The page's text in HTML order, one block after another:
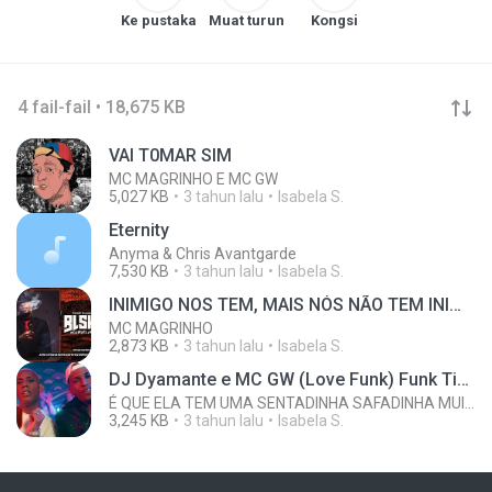
Ke pustaka Muat turun Kongsi
4 fail-fail • 18,675 KB
VAl T0MAR SlM
MC MAGRINHO E MC GW
5,027 KB
3 tahun lalu Isabela S.
Eternity
Anyma & Chris Avantgarde
7,530 KB
3 tahun lalu Isabela S.
INIMIGO NOS TEM, MAIS NÓS NÃO TEM INIMIGA (DJ FW)
MC MAGRINHO
2,873 KB
3 tahun lalu Isabela S.
DJ Dyamante e MC GW (Love Funk) Funk Tiktok
3,245 KB
3 tahun lalu Isabela S.